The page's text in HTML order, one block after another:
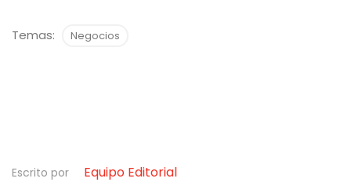
Temas: Negocios
Escrito por Equipo Editorial